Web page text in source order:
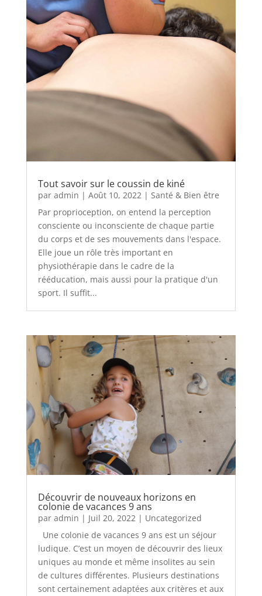
Tout savoir sur le coussin de kiné
par admin | Août 10, 2022| Santé & Bien être
Par proprioception, on entend la perception
consciente ou inconsciente de chaque partie
du corps et de ses mouvements dans l'espace.
Elle joue un rôle très important en
physiothérapie dans le cadre de la
rééducation, mais aussi pour la pratique d'un
sport. Il suffit...
Découvrir de nouveaux horizons en
colonie de vacances 9 ans
par admin | Juil 20, 2022| Uncategorized
Une colonie de vacances 9 ans est un séjour
ludique. C’est un moyen de découvrir des lieux
uniques au monde et même insolites au sein
de cultures différentes. Plusieurs destinations
sont certainement adaptées aux critères et aux